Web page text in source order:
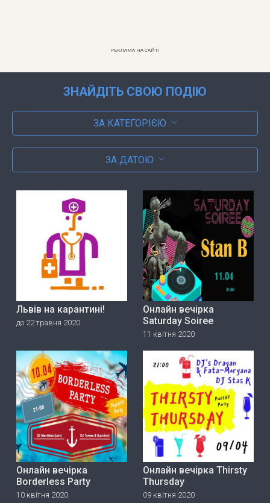
РЕКЛАМА НА САЙТІ
ЗНАЙДІТЬ СВОЮ ПОДІЮ
ЗА КАТЕГОРІЄЮ
ЗА ДАТОЮ
Львів на карантині!
до 22 травня 2020
Онлайн вечірка
Saturday Soiree
11 квітня 2020
Онлайн вечірка
Borderless Party
10 квітня 2020
Онлайн вечірка Thirsty
Thursday
09 квітня 2020